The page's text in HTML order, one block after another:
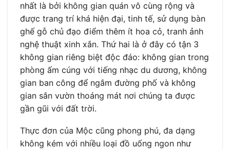
nhất là bởi không gian quán vô cùng rộng và
được trang trí khá hiện đại, tinh tế, sử dụng bàn
ghế gỗ chủ đạo điểm thêm ít hoa cỏ, tranh ảnh
nghệ thuật xinh xắn. Thứ hai là ở đây có tận 3
không gian riêng biệt độc đáo: không gian trong
phòng ấm cúng với tiếng nhạc du dương, không
gian ban công để ngắm đường phố và không
gian sân vườn thoáng mát nơi chúng ta được
gần gũi với đất trời.
Thực đơn của Mộc cũng phong phú, đa dạng
không kém với nhiều loại đồ uống ngon như